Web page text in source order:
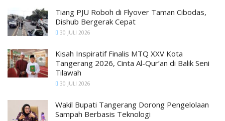
Tiang PJU Roboh di Flyover Taman Cibodas,
Dishub Bergerak Cepat
30 JULI 2026
Kisah Inspiratif Finalis MTQ XXV Kota
Tangerang 2026, Cinta Al-Qur’an di Balik Seni
Tilawah
30 JULI 2026
Wakil Bupati Tangerang Dorong Pengelolaan
Sampah Berbasis Teknologi